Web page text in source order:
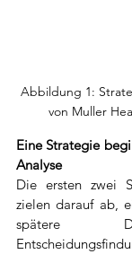
Abbildung 1:
von Muller
Eine Strategie
Analyse
Die ersten zwei
zielen darauf ab,
spätere